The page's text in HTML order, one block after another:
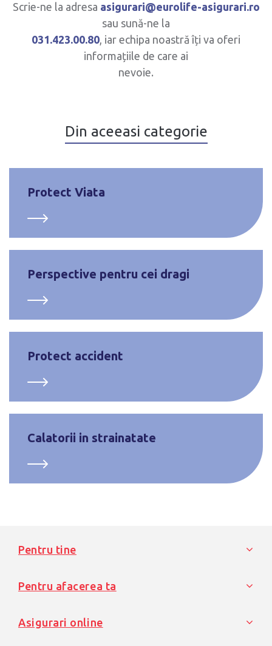
Scrie-ne la adresa asigurari@eurolife-asigurari.ro
sau sună-ne la
031.423.00.80, iar echipa noastră îți va oferi
informațiile de care ai
nevoie.
Din aceeasi categorie
Protect Viata
Perspective pentru cei dragi
Protect accident
Calatorii in strainatate
Pentru tine
Pentru afacerea ta
Asigurari online